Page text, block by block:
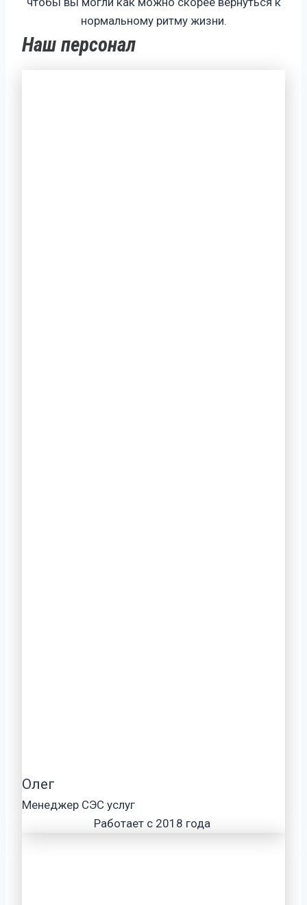
нормальному ритму жизни.
Наш персонал
Олег
Менеджер СЭС услуг
Работает с 2018 года